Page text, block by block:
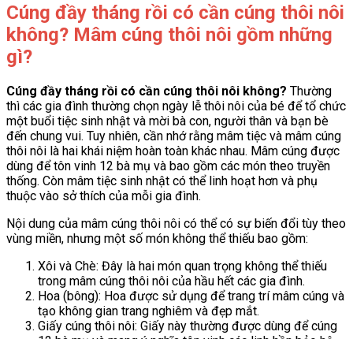
Cúng đầy tháng rồi có cần cúng thôi nôi
không? Mâm cúng thôi nôi gồm những
gì?
Cúng đầy tháng rồi có cần cúng thôi nôi không? Thường
thì các gia đình thường chọn ngày lễ thôi nôi của bé để tổ chức
một buổi tiệc sinh nhật và mời bà con, người thân và bạn bè
đến chung vui. Tuy nhiên, cần nhớ rằng mâm tiệc và mâm cúng
thôi nôi là hai khái niệm hoàn toàn khác nhau. Mâm cúng được
dùng để tôn vinh 12 bà mụ và bao gồm các món theo truyền
thống. Còn mâm tiệc sinh nhật có thể linh hoạt hơn và phụ
thuộc vào sở thích của mỗi gia đình.
Nội dung của mâm cúng thôi nôi có thể có sự biến đổi tùy theo
vùng miền, nhưng một số món không thể thiếu bao gồm:
Xôi và Chè: Đây là hai món quan trọng không thể thiếu
trong mâm cúng thôi nôi của hầu hết các gia đình.
Hoa (bông): Hoa được sử dụng để trang trí mâm cúng và
tạo không gian trang nghiêm và đẹp mắt.
Giấy cúng thôi nôi: Giấy này thường được dùng để cúng